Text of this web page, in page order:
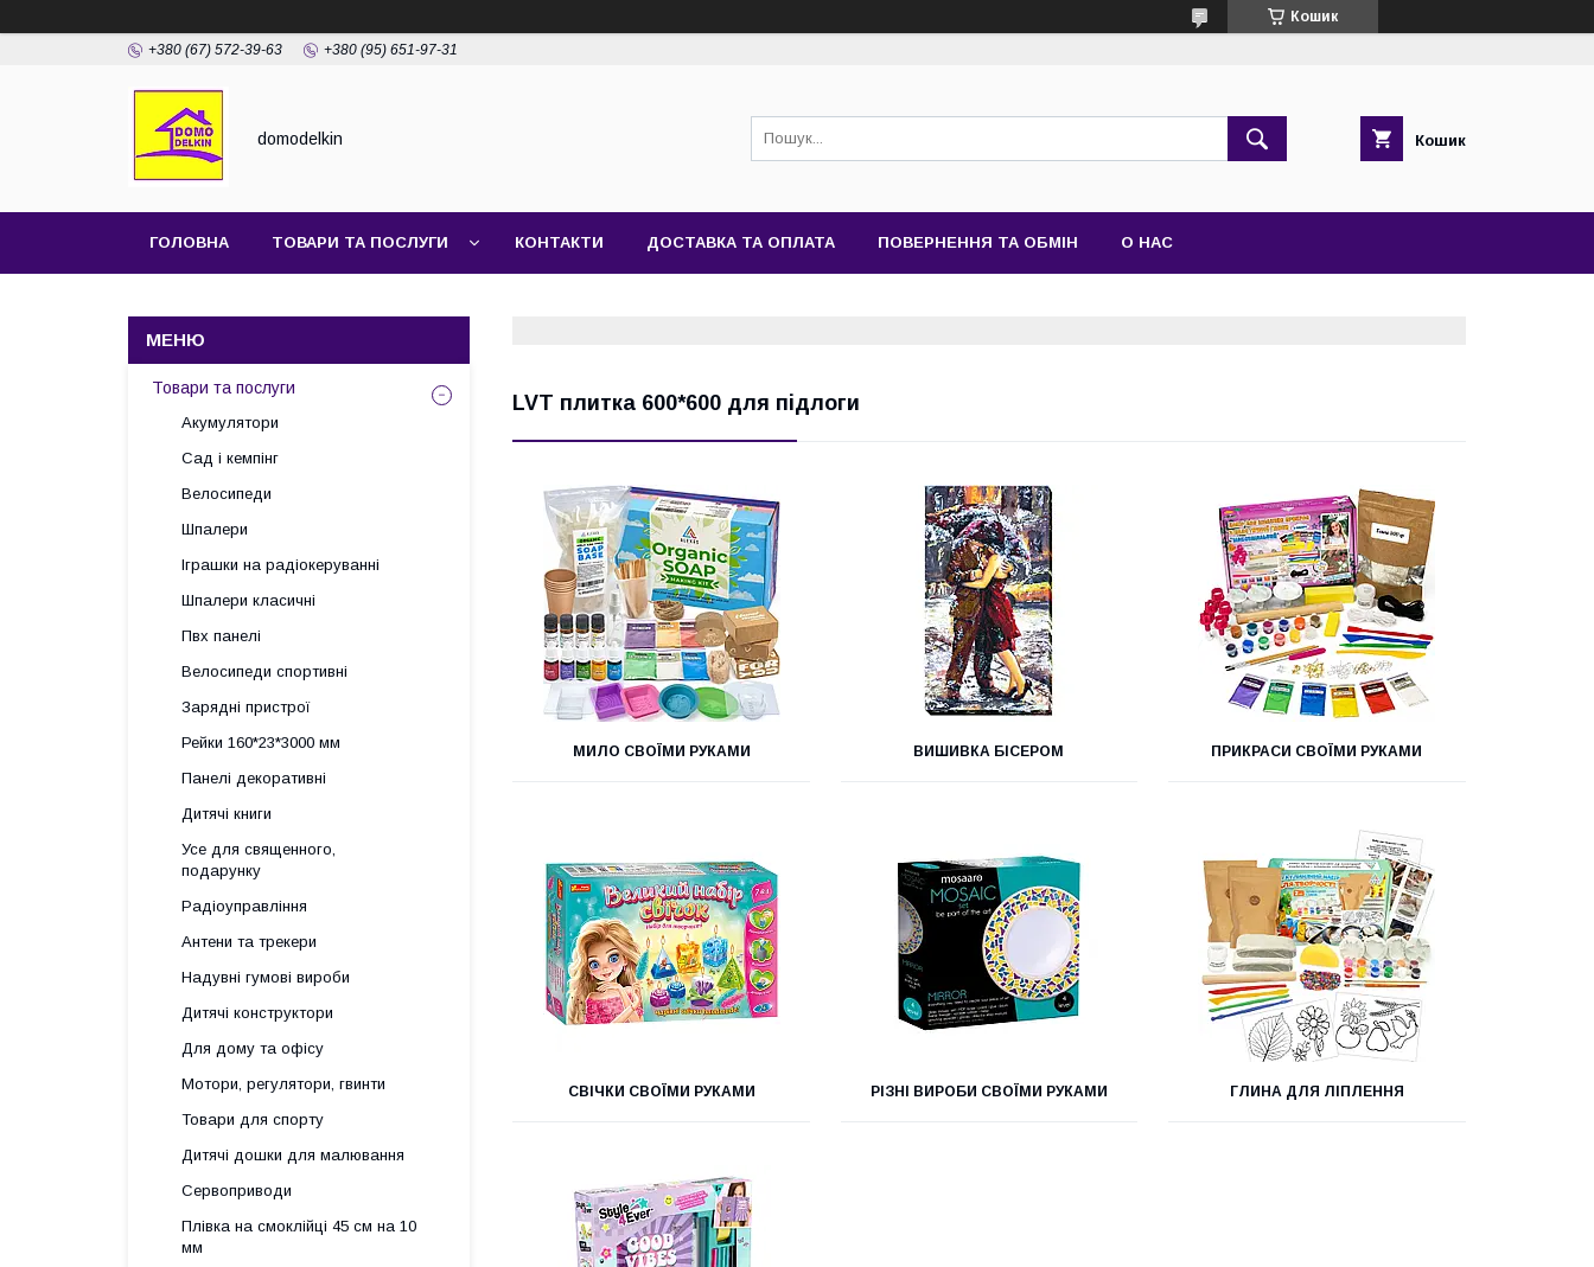
Кошик
+380 (67) 572-39-63 +380 (95) 651-97-31
domodelkin Кошик
ГОЛОВНА ТОВАРИ ТА ПОСЛУГИ КОНТАКТИ ДОСТАВКА ТА ОПЛАТА ПОВЕРНЕННЯ ТА ОБМІН О НАС
LVT плитка 600*600 для підлоги
МИЛО СВОЇМИ РУКАМИ ВИШИВКА БІСЕРОМ ПРИКРАСИ СВОЇМИ РУКАМИ
СВІЧКИ СВОЇМИ РУКАМИ РІЗНІ ВИРОБИ СВОЇМИ РУКАМИ ГЛИНА ДЛЯ ЛІПЛЕННЯ
Товари та послуги
Акумулятори
Сад і кемпінг
Велосипеди
Шпалери
Іграшки на радіокеруванні
Шпалери класичні
Пвх панелі
Велосипеди спортивні
Зарядні пристрої
Рейки 160*23*3000 мм
Панелі декоративні
Дитячі книги
Усе для священного,
подарунку
Радіоуправління
Антени та трекери
Надувні гумові вироби
Дитячі конструктори
Для дому та офісу
Мотори, регулятори, гвинти
Товари для спорту
Дитячі дошки для малювання
Сервоприводи
Плівка на смоклійці 45 см на 10
мм